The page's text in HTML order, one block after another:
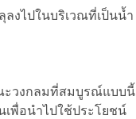
งไปในบริเวณที่เป็นน้ำ
ะวงกลมที่สมบูรณ์แบบนี้
เพื่อนำไปใช้ประโยชน์